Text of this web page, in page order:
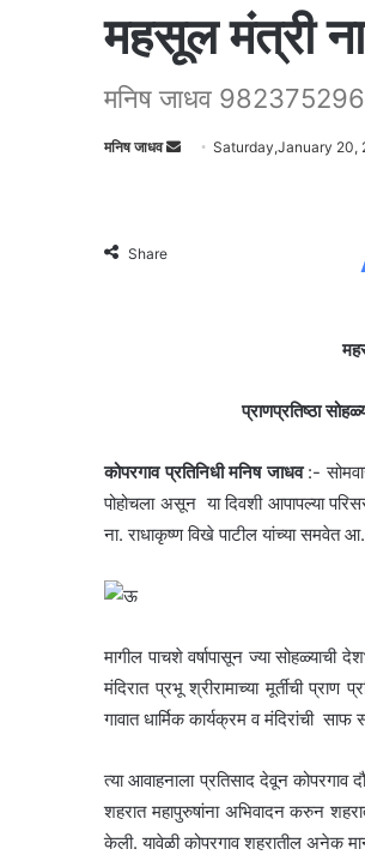
महसूल मंत्री
मनिष जाधव
मनिष जाधव
SendSaturday,January 20,
Share
प्राणप्रतिष्ठा
कोपरगाव प्रतिनिधी मनिष जाधव:-
पोहोचला असून या दिवशी आपापल्या
ना. राधाकृष्ण विखे पाटील यांच्या समवेत
मागील पाचशे वर्षापासून ज्या
मंदिरात प्रभू श्रीरामाच्या मूर्तीची
गावात धार्मिक कार्यक्रम व मंदिरांची
त्या आवाहनाला प्रतिसाद देवून कोपरगाव
शहरात महापुरुषांना अभिवादन करुन
केली. यावेळी कोपरगाव शहरातील अनेक